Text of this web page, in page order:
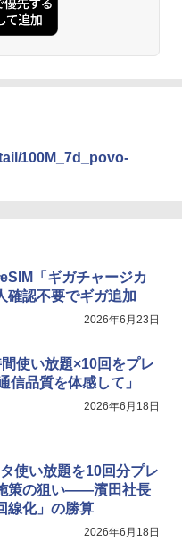
100M_7d_povo-
「ギガチャージカ
認不要でギガ追加
2026年6月23日
使い放題×10回をプレ
信品質を体感して」
2026年6月18日
使い放題を10回分プレ
策の狙い——濱田社長
線化」の勝算
2026年6月18日